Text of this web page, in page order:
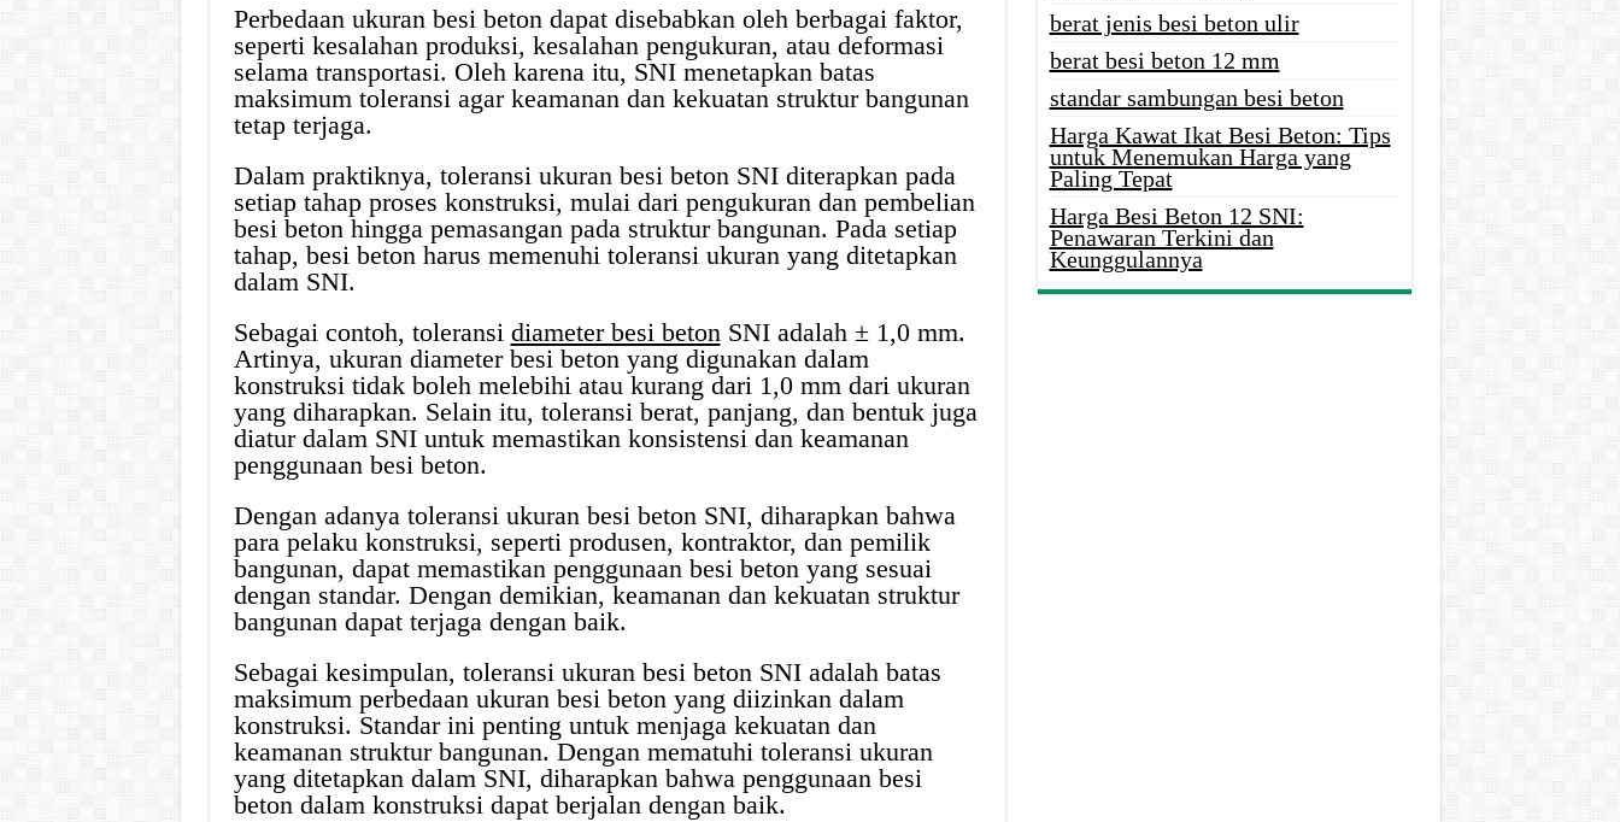
Perbedaan ukuran besi beton dapat disebabkan oleh berbagai faktor,
seperti kesalahan produksi, kesalahan pengukuran, atau deformasi
selama transportasi. Oleh karena itu, SNI menetapkan batas
maksimum toleransi agar keamanan dan kekuatan struktur bangunan
tetap terjaga.
Dalam praktiknya, toleransi ukuran besi beton SNI diterapkan pada
setiap tahap proses konstruksi, mulai dari pengukuran dan pembelian
besi beton hingga pemasangan pada struktur bangunan. Pada setiap
tahap, besi beton harus memenuhi toleransi ukuran yang ditetapkan
dalam SNI.
Sebagai contoh, toleransi diameter besi betonSNI adalah ± 1,0 mm.
Artinya, ukuran diameter besi beton yang digunakan dalam
konstruksi tidak boleh melebihi atau kurang dari 1,0 mm dari ukuran
yang diharapkan. Selain itu, toleransi berat, panjang, dan bentuk juga
diatur dalam SNI untuk memastikan konsistensi dan keamanan
penggunaan besi beton.
Dengan adanya toleransi ukuran besi beton SNI, diharapkan bahwa
para pelaku konstruksi, seperti produsen, kontraktor, dan pemilik
bangunan, dapat memastikan penggunaan besi beton yang sesuai
dengan standar. Dengan demikian, keamanan dan kekuatan struktur
bangunan dapat terjaga dengan baik.
Sebagai kesimpulan, toleransi ukuran besi beton SNI adalah batas
maksimum perbedaan ukuran besi beton yang diizinkan dalam
konstruksi. Standar ini penting untuk menjaga kekuatan dan
keamanan struktur bangunan. Dengan mematuhi toleransi ukuran
yang ditetapkan dalam SNI, diharapkan bahwa penggunaan besi
beton dalam konstruksi dapat berjalan dengan baik.
berat jenis besi beton ulir
berat besi beton 12 mm
standar sambungan besi beton
Harga Kawat Ikat Besi Beton: Tips
untuk Menemukan Harga yang
Paling Tepat
Harga Besi Beton 12 SNI:
Penawaran Terkini dan
Keunggulannya